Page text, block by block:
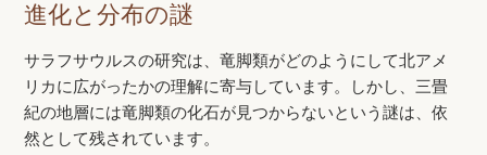
進化と分布の謎
サラフサウルスの研究は、竜脚類がどのようにして北アメ
リカに広がったかの理解に寄与しています。しかし、三畳
紀の地層には竜脚類の化石が見つからないという謎は、依
然として残されています。